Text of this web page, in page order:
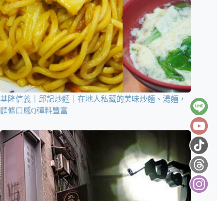
基隆信義｜邱記炒麵｜在地人私藏的美味炒麵、湯麵，
麵條口感Q彈料豐富